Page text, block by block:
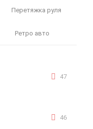
Перетяжка руля
Ретро авто
47
46